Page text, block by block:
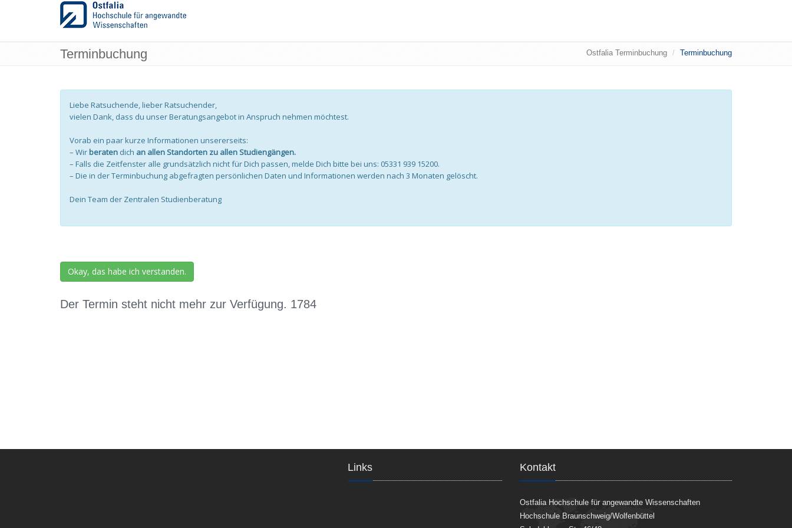
Terminbuchung Ostfalia Terminbuchung Terminbuchung
Liebe Ratsuchende, lieber Ratsuchender,
vielen Dank, dass du unser Beratungsangebot in Anspruch nehmen möchtest.
Vorab ein paar kurze Informationen unsererseits:
– Wirberaten dich an allen Standorten zu allen Studiengängen.
– Falls die Zeitfenster alle grundsätzlich nicht für Dich passen, melde Dich bitte bei uns: 05331 939 15200.
– Die in der Terminbuchung abgefragten persönlichen Daten und Informationen werden nach 3 Monaten gelöscht.
Dein Team der Zentralen Studienberatung
Okay, das habe ich verstanden.
Der Termin steht nicht mehr zur Verfügung. 1784
Links Kontakt
Ostfalia Hochschule für angewandte Wissenschaften
Hochschule Braunschweig/Wolfenbüttel